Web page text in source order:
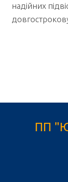
надійних
ПП